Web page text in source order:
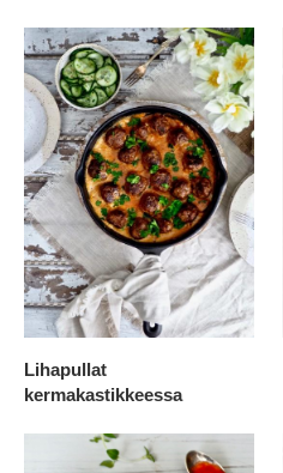
Lihapullat
kermakastikkeessa